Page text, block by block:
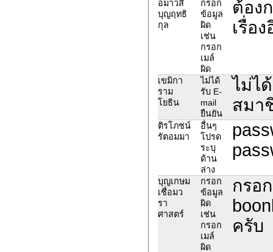
อมาวสี
บุญฤทธิ
กุล
กรอก
ข้อมูล
ผิด
เช่น
กรอก
เมล์
ผิด
ต้อง
เรื่อ
เขมิกา
ราม
โยธิน
ไม่ได้
รับ E-
mail
ยืนยัน
ไม่ไ
สมา
ติรโภชน์
รัตอมมา
อื่นๆ
โปรด
ระบุ
ด้าน
ล่าง
บุญเกษม
เชื่อมว
รา
ศาสตร์
กรอก
ข้อมูล
ผิด
เช่น
กรอก
เมล์
ผิด
กรอ
ครับ